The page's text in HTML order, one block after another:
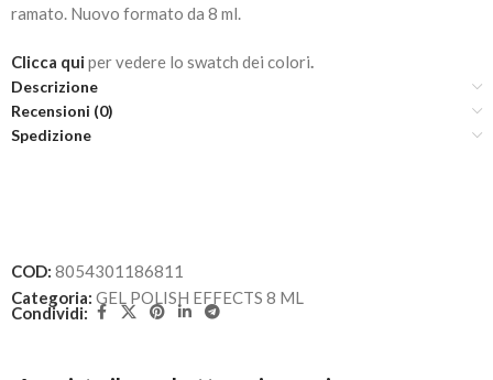
ramato. Nuovo formato da 8 ml.
Clicca qui per vedere lo swatch dei colori.
Descrizione
Recensioni (0)
Spedizione
COD: 8054301186811
Categoria: GEL POLISH EFFECTS 8 ML
Condividi: